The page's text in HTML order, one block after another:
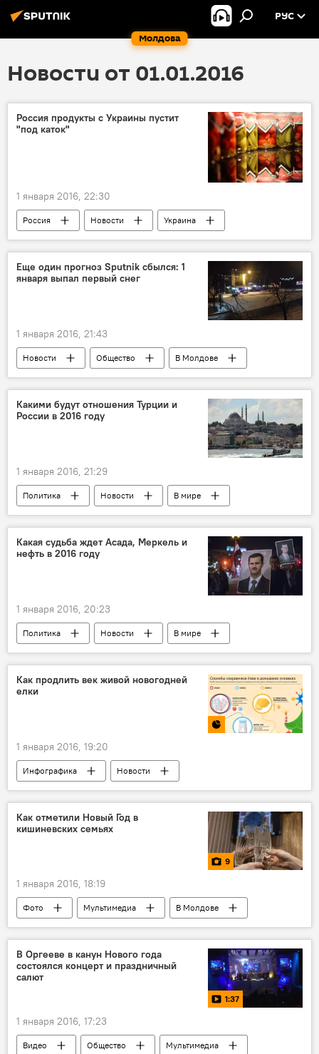
Молдова
РУС
Новости от 01.01.2016
Россия продукты с Украины пустит
"под каток"
1 января 2016, 22:30
Россия Новости
Украина
Россия
санкции продукты
Еще один прогноз Sputnik сбылся: 1
января выпал первый снег
1 января 2016, 21:43
Новости Общество
В Молдове
Республика Молдова
Новый год
Какими будут отношения Турции и
России в 2016 году
1 января 2016, 21:29
Политика Новости
В мире
Россия
Турция
Ближний Восток
терроризм
Какая судьба ждет Асада, Меркель и
нефть в 2016 году
1 января 2016, 20:23
Политика Новости
В мире
Россия
США
Германия
Сирия
Ангела Меркель
Башар Асад
Как продлить век живой новогодней
елки
1 января 2016, 19:20
Инфографика
Новости
Мультимедиа
праздник
елка
Новый год 2019 - Кишинев и Молдова
Как отметили Новый Год в
кишиневских семьях
9
1 января 2016, 18:19
Фото Мультимедиа
В Молдове
Республика Молдова
праздник
семья
Новый год
В Оргееве в канун Нового года
состоялся концерт и праздничный
салют
1:37
1 января 2016, 17:23
Видео Общество
Мультимедиа